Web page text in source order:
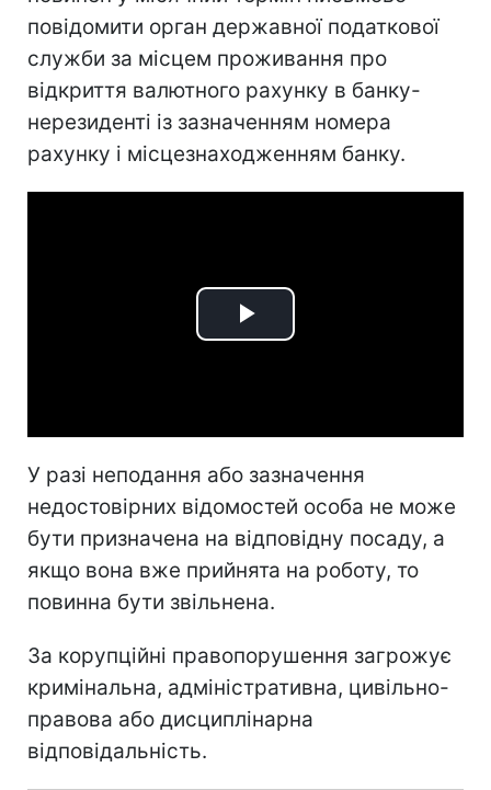
повідомити орган державної податкової
служби за місцем проживання про
відкриття валютного рахунку в банку-
нерезиденті із зазначенням номера
рахунку і місцезнаходженням банку.
Play
У разі неподання або зазначення
недостовірних відомостей особа не може
бути призначена на відповідну посаду, а
якщо вона вже прийнята на роботу, то
повинна бути звільнена.
За корупційні правопорушення загрожує
кримінальна, адміністративна, цивільно-
правова або дисциплінарна
відповідальність.